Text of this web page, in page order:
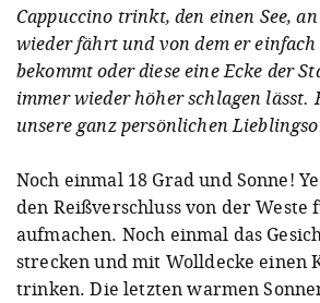
Cappuccino trinkt, den einen See,
wieder fährt und von dem er
bekommt oder diese eine Ecke der
immer wieder höher schlagen lässt.
unsere ganz persönlichen
Noch einmal 18 Grad und Sonne!
den Reißverschluss von der
aufmachen. Noch einmal das
strecken und mit Wolldecke einen
trinken. Die letzten warmen